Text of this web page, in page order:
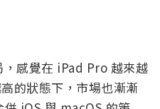
感覺在 iPad Pro 越來越
的狀態下，市場也漸漸